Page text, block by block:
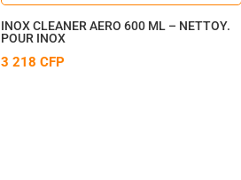
INOX CLEANER AERO 600 ML – NETTOY.
POUR INOX
3 218CFP